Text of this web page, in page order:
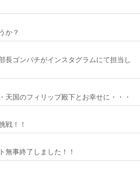
か？
長ゴンパチがインスタグラムにて担当し
国のフィリップ殿下とお幸せに・・・
戦！！
無事終了しました！！